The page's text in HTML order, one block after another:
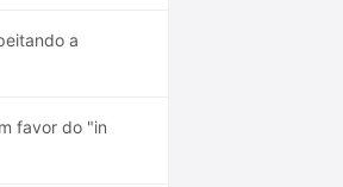
a
favor do "in